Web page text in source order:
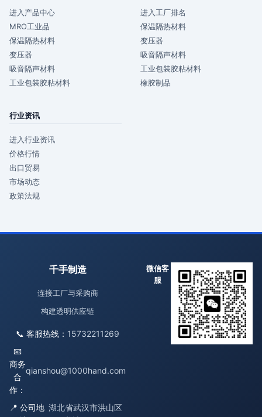
进入产品中心
MRO工业品
保温隔热材料
变压器
吸音隔声材料
工业包装胶粘材料
进入工厂排名
保温隔热材料
变压器
吸音隔声材料
工业包装胶粘材料
橡胶制品
行业资讯
进入行业资讯
价格行情
出口贸易
市场动态
政策法规
千手制造
连接工厂与采购商
构建透明供应链
📞 客服热线： 15732211269
📧
商务
合
作：
qianshou@1000hand.com
📍 公司地 湖北省武汉市洪山区
微信客
服